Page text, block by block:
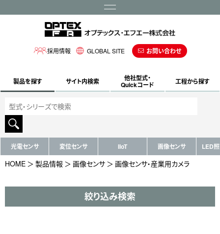
採用情報 GLOBAL SITE お問い合わせ
製品を探す サイト内検索 他社型式・
Quickコード 工程から探す
光電センサ 変位センサ IIoT 画像センサ LED照
HOME 製品情報 画像センサ 画像センサ・産業用カメラ
絞り込み検索